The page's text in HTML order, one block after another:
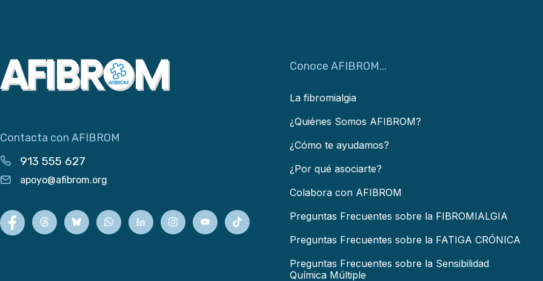
Contacta con AFIBROM
913 555 627
apoyo@afibrom.org
Conoce AFIBROM...
La fibromialgia
¿Quiénes Somos AFIBROM?
¿Cómo te ayudamos?
¿Por qué asociarte?
Colabora con AFIBROM
Preguntas Frecuentes sobre la FIBROMIALGIA
Preguntas Frecuentes sobre la FATIGA CRÓNICA
Preguntas Frecuentes sobre la Sensibilidad
Química Múltiple